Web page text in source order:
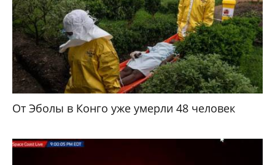
От Эболы в Конго уже умерли 48 человек